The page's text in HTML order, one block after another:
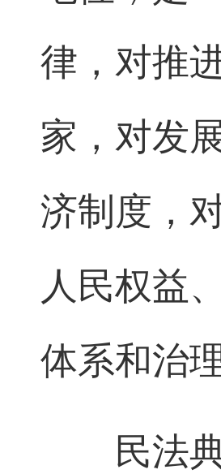
律，对推
家，对发
济制度，
人民权益
体系和治
民法典